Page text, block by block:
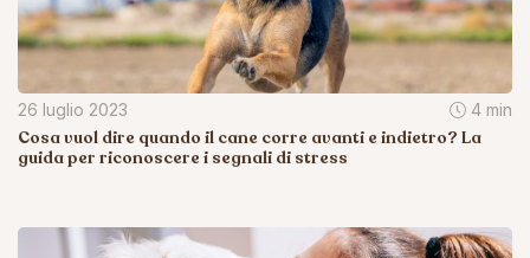
26 luglio 2023 4 min
Cosa vuol dire quando il cane corre avanti e indietro? La
guida per riconoscere i segnali di stress